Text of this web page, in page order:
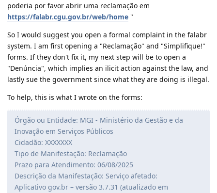
poderia por favor abrir uma reclamação em
https://falabr.cgu.gov.br/web/home "
So I would suggest you open a formal complaint in the falabr
system. I am first opening a "Reclamação" and "Simplifique!"
forms. If they don't fix it, my next step will be to open a
"Denúncia", which implies an ilicit action against the law, and
lastly sue the government since what they are doing is illegal.
To help, this is what I wrote on the forms:
Órgão ou Entidade: MGI - Ministério da Gestão e da
Inovação em Serviços Públicos
Cidadão: XXXXXXX
Tipo de Manifestação: Reclamação
Prazo para Atendimento: 06/08/2025
Descrição da Manifestação: Serviço afetado:
Aplicativo gov.br – versão 3.7.31 (atualizado em